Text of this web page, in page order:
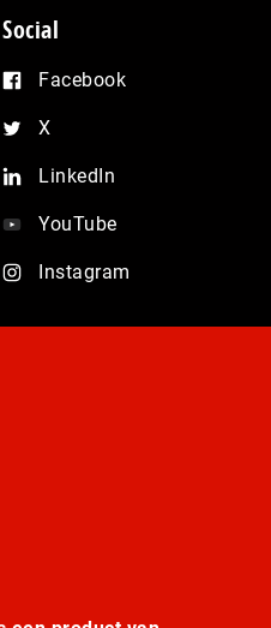
Social
Facebook
X
LinkedIn
YouTube
Instagram